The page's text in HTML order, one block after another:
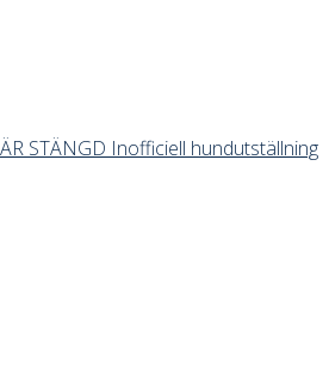
STÄNGD Inofficiell hundutställning